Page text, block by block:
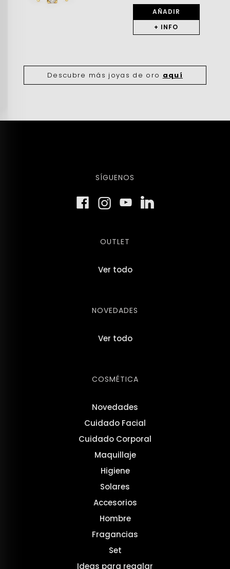
AÑADIR
+ INFO
Descubre más joyas de oro aquí
SÍGUENOS
OUTLET
Ver todo
NOVEDADES
Ver todo
COSMÉTICA
Novedades
Cuidado Facial
Cuidado Corporal
Maquillaje
Higiene
Solares
Accesorios
Hombre
Fragancias
Set
Ideas para regalar